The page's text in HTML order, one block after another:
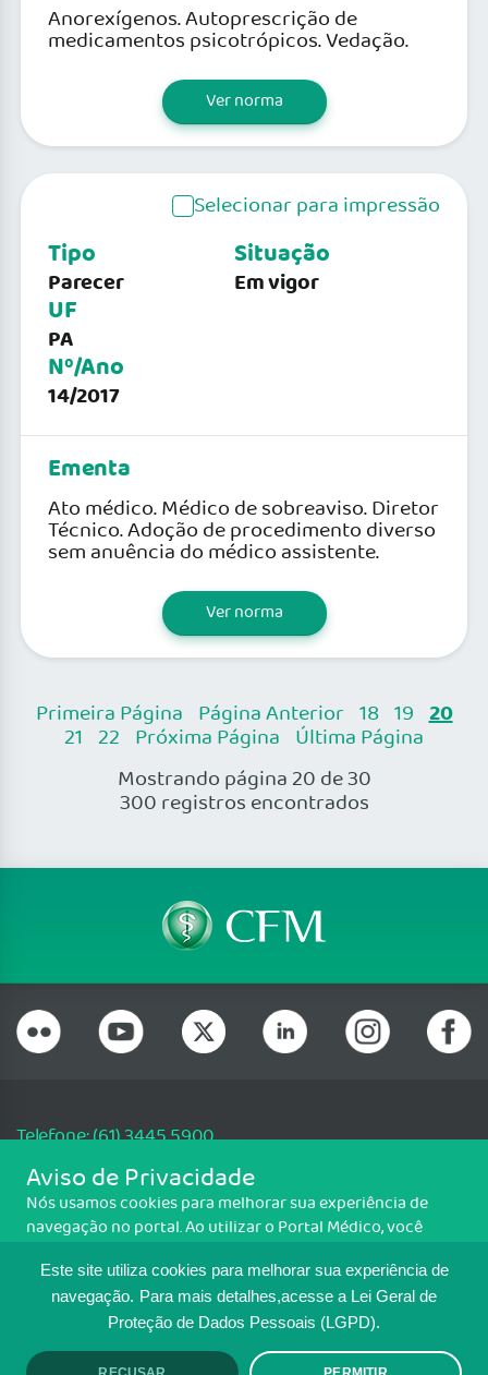
Este site utiliza cookies para melhorar sua experiência de
navegação. Para mais detalhes,acesse a Lei Geral de
Proteção de Dados Pessoais (LGPD).
Anorexígenos. Autoprescrição de
medicamentos psicotrópicos. Vedação.
Ver norma
Selecionar para impressão
Tipo
Parecer
UF
PA
Nº/Ano
14/2017
Situação
Em vigor
Ementa
Ato médico. Médico de sobreaviso. Diretor
Técnico. Adoção de procedimento diverso
sem anuência do médico assistente.
Ver norma
Primeira Página Página Anterior 18 19 20
21 22 Próxima Página Última Página
Mostrando página 20 de 30
300 registros encontrados
Telefone: (61) 3445 5900
Email: cfm@portalmedico.org.br
SGAS 616, Conjunto D, Lote 115, L2 Sul, Brasília/DF - CEP: 70200-760 -
CNPJ: 33.583.550/0001-30
MAPA DO SITE
TRANSPARÊNCIA E PRESTAÇÃO DE
Aviso de Privacidade
Nós usamos cookies para melhorar sua experiência de
navegação no portal. Ao utilizar o Portal Médico, você
Para ter mais informações sobre como isso é feito, acesse
Política de cookies. Se você concorda, clique em ACEITO.